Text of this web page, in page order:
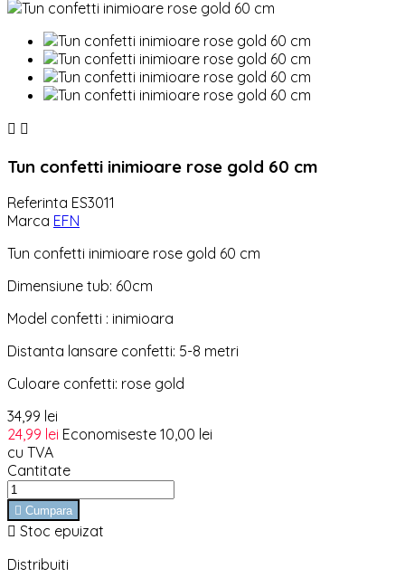
 
Tun confetti inimioare rose gold 60 cm
Referinta ES3011
Marca EFN
Tun confetti inimioare rose gold 60 cm
Dimensiune tub: 60cm
Model confetti : inimioara
Distanta lansare confetti: 5-8 metri
Culoare confetti: rose gold
34,99 lei
24,99 lei Economiseste 10,00 lei
cu TVA
Cantitate
 Cumpara
 Stoc epuizat
Distribuiti